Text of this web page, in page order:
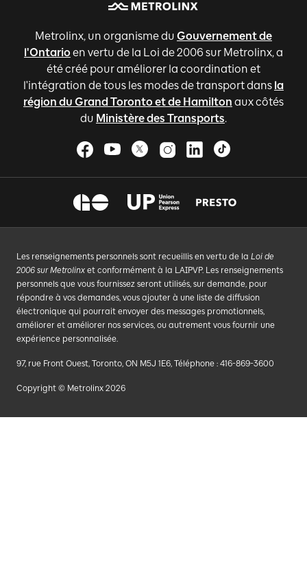
Metrolinx, un organisme du Gouvernement de
l'Ontario en vertu de la Loi de 2006 sur Metrolinx, a
été créé pour améliorer la coordination et
l'intégration de tous les modes de transport dans la
région du Grand Toronto et de Hamilton aux côtés
du Ministère des Transports.
Les renseignements personnels sont recueillis en vertu de la Loi de
2006 sur Metrolinx et conformément à la LAIPVP. Les renseignements
personnels que vous fournissez seront utilisés, sur demande, pour
répondre à vos demandes, vous ajouter à une liste de diffusion
électronique qui pourrait envoyer des messages promotionnels,
améliorer et améliorer nos services, ou autrement vous fournir une
expérience personnalisée.
97, rue Front Ouest, Toronto, ON M5J 1E6, Téléphone : 416-869-3600
Copyright © Metrolinx 2026